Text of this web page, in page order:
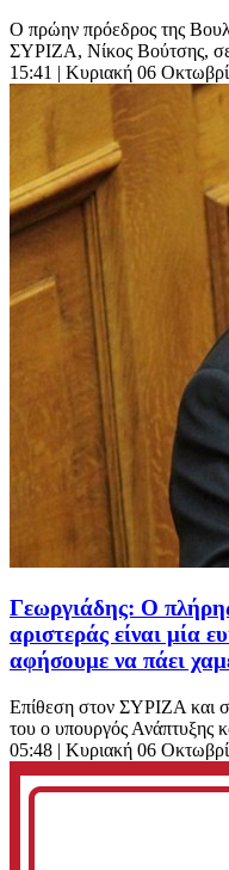
Ο πρώην πρόεδρος της
ΣΥΡΙΖΑ, Νίκος Βούτσης,
15:41 | Κυριακή 06
Γεωργιάδης: Ο
αριστεράς είναι μία
αφήσουμε να πάει
Επίθεση στον ΣΥΡΙΖΑ και
του ο υπουργός Ανάπτυξης
05:48 | Κυριακή 06